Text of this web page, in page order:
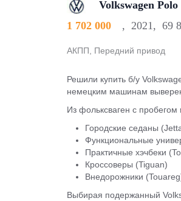
Volkswagen Polo
1 702 000
, 2021 , 69
АКПП, Передний привод
Решили купить б/у
немецким машинам
Из фольксваген с
Городские седаны
Функциональные
Практичные хэчбеки
Кроссоверы (Tiguan)
Внедорожники
Выбирая подержанный